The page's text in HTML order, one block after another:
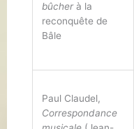
bûcherà la
reconquête de
Bâle
Paul Claudel,
Correspondance